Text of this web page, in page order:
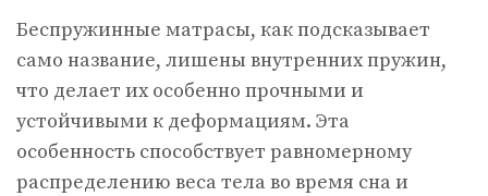
Беспружинные матрасы, как подсказывает
само название, лишены внутренних пружин,
что делает их особенно прочными и
устойчивыми к деформациям. Эта
особенность способствует равномерному
распределению веса тела во время сна и